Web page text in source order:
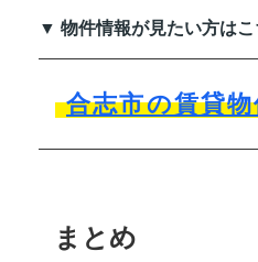
▼ 物件情報が見たい方は
合志市の賃貸
まとめ